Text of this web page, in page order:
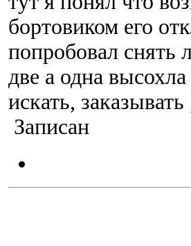
бортовиком его
попробовал снять
две а одна
искать,
Записан